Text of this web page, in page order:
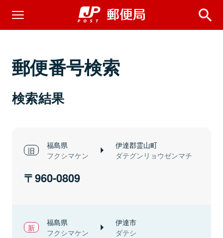
郵便番号検索
検索結果
福島県
フクシマケン
伊達郡霊山町
ダテグンリョウゼンマチ
960-0809
福島県
フクシマケン
伊達市
ダテシ